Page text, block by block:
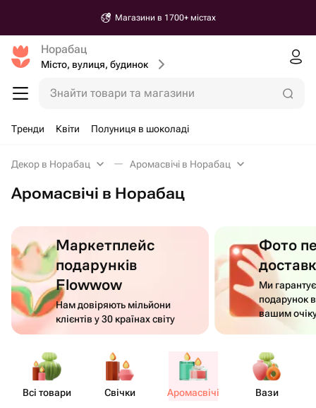
Магазини в 1700+ містах
Норабац
Місто, вулиця, будинок
Знайти товари та магазини
Тренди Квіти Полуниця в шоколаді
Декор в Норабац Аромасвічі в Норабац
Аромасвічі в Норабац
Маркетплейс
подарунків
Flowwow
Нам довіряють мільйони
клієнтів у 30 країнах світу
Фото
Ми
подарунок
вашим
Всі товари Свічки Аром​асвічі Вази